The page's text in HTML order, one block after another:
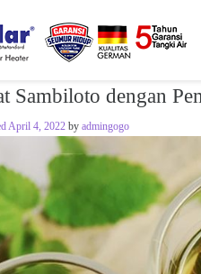
Sambiloto dengan
April 4, 2022 by admingogo